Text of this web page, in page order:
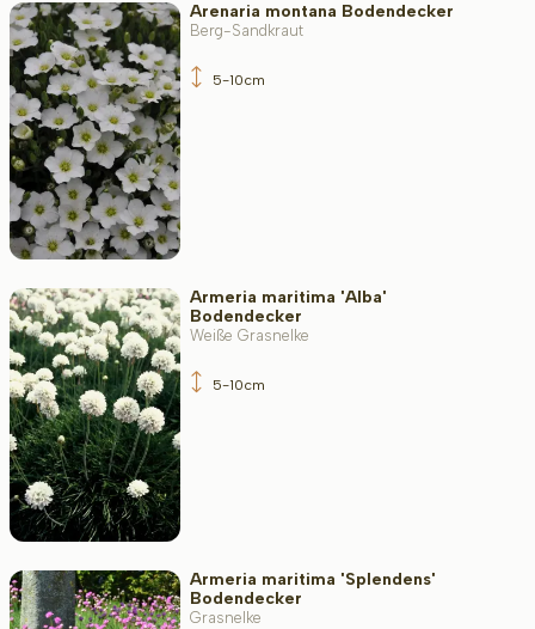
Arenaria montana Bodendecker
Berg-Sandkraut
5-10cm
Armeria maritima 'Alba'
Bodendecker
Weiße Grasnelke
5-10cm
Armeria maritima 'Splendens'
Bodendecker
Grasnelke